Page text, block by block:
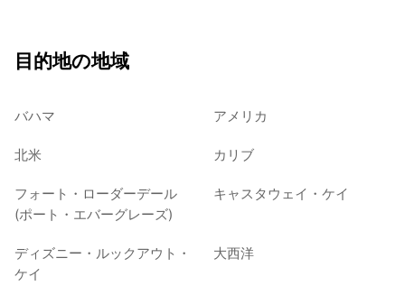
目的地の地域
バハマ アメリカ
北米 カリブ
フォート・ローダーデール
(ポート・エバーグレーズ)
キャスタウェイ・ケイ
ディズニー・ルックアウト・
ケイ
大西洋